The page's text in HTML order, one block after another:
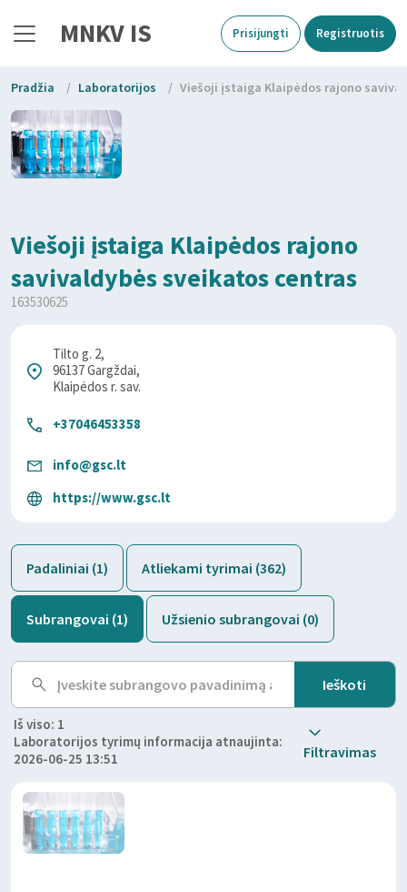
MNKV IS Prisijungti Registruotis
Pradžia / Laboratorijos / Viešoji įstaiga Klaipėdos rajono
Viešoji įstaiga Klaipėdos rajono
savivaldybės sveikatos centras
163530625
Tilto g. 2,
96137 Gargždai,
Klaipėdos r. sav.
+37046453358
info@gsc.lt
https://www.gsc.lt
Padaliniai (1) Atliekami tyrimai (362)
Subrangovai (1) Užsienio subrangovai (0)
Iš viso: 1
Laboratorijos tyrimų informacija atnaujinta:
2026-06-25 13:51
Filtravimas